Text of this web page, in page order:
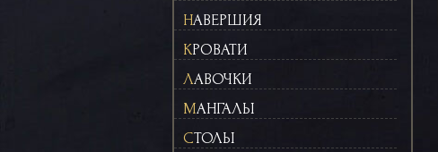
НАВЕРШИЯ
КРОВАТИ
ЛАВОЧКИ
МАНГАЛЫ
СТОЛЫ